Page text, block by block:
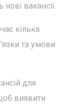
вакансії.
кілька
та умови
для
виявити